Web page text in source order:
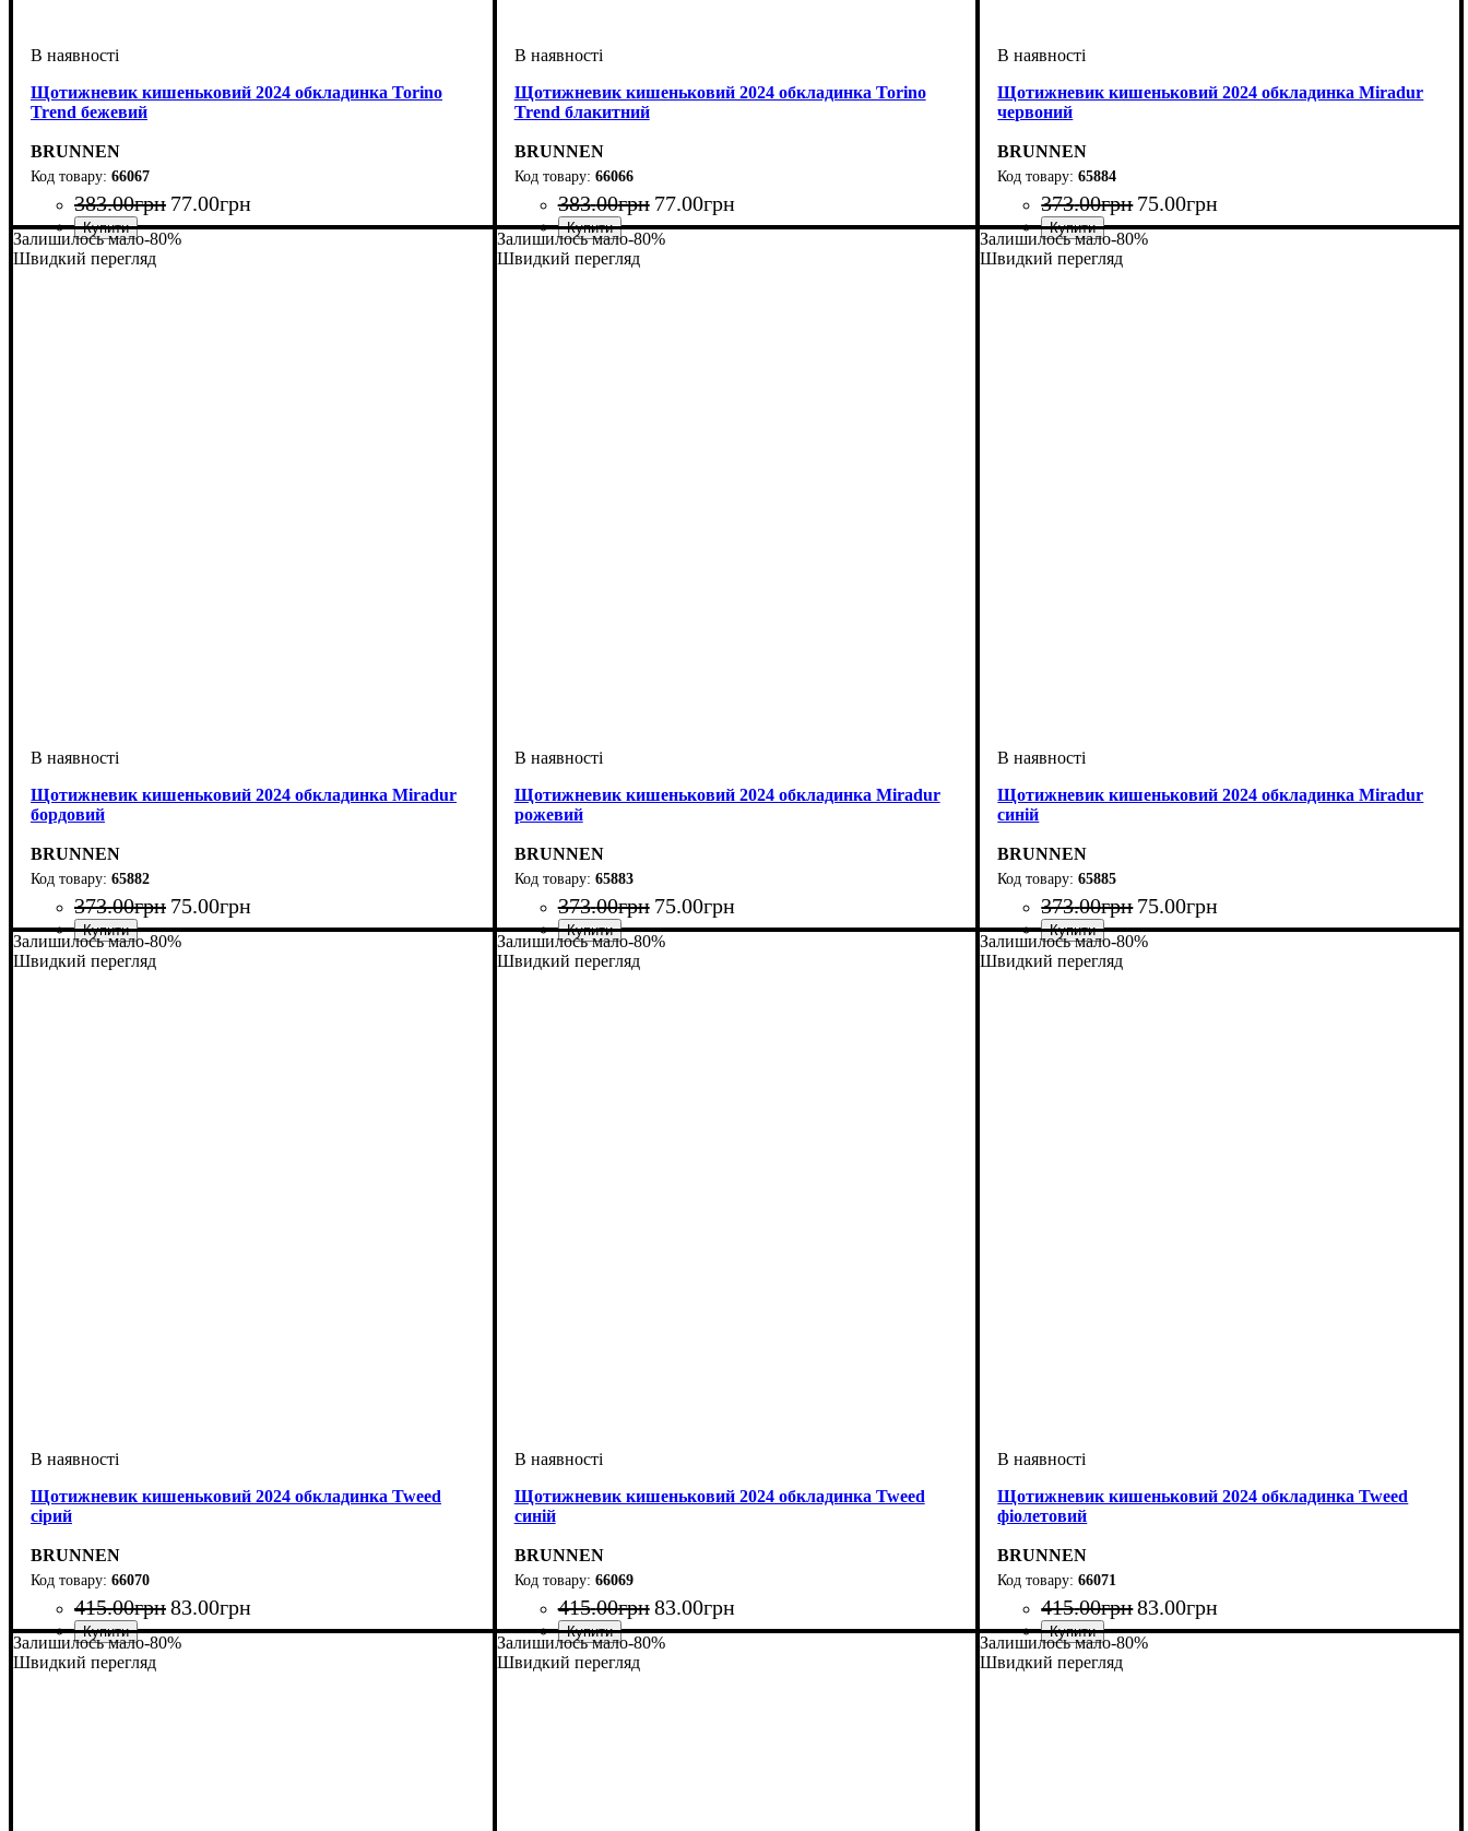
Щотижневик кишеньковий 2024 обкладинка Torino
Trend бежевий
BRUNNEN
66067
383.00грн 77.00грн
Щотижневик кишеньковий 2024 обкладинка Torino
Trend блакитний
BRUNNEN
66066
383.00грн 77.00грн
Щотижневик кишеньковий 2024 обкладинка Miradur
червоний
BRUNNEN
65884
373.00грн 75.00грн
Залишилось мало-80%
Швидкий перегляд
Щотижневик кишеньковий 2024 обкладинка Miradur
бордовий
BRUNNEN
65882
373.00грн 75.00грн
Залишилось мало-80%
Швидкий перегляд
Щотижневик кишеньковий 2024 обкладинка Miradur
рожевий
BRUNNEN
65883
373.00грн 75.00грн
Залишилось мало-80%
Швидкий перегляд
Щотижневик кишеньковий 2024 обкладинка Miradur
синій
BRUNNEN
65885
373.00грн 75.00грн
Залишилось мало-80%
Швидкий перегляд
Щотижневик кишеньковий 2024 обкладинка Tweed
сірий
BRUNNEN
66070
415.00грн83.00грн
Залишилось мало-80%
Швидкий перегляд
Щотижневик кишеньковий 2024 обкладинка Tweed
синій
BRUNNEN
66069
415.00грн83.00грн
Залишилось мало-80%
Швидкий перегляд
Щотижневик кишеньковий 2024 обкладинка Tweed
фіолетовий
BRUNNEN
66071
415.00грн83.00грн
Залишилось мало-80%
Швидкий перегляд
Залишилось мало-80%
Швидкий перегляд
Залишилось мало-80%
Швидкий перегляд